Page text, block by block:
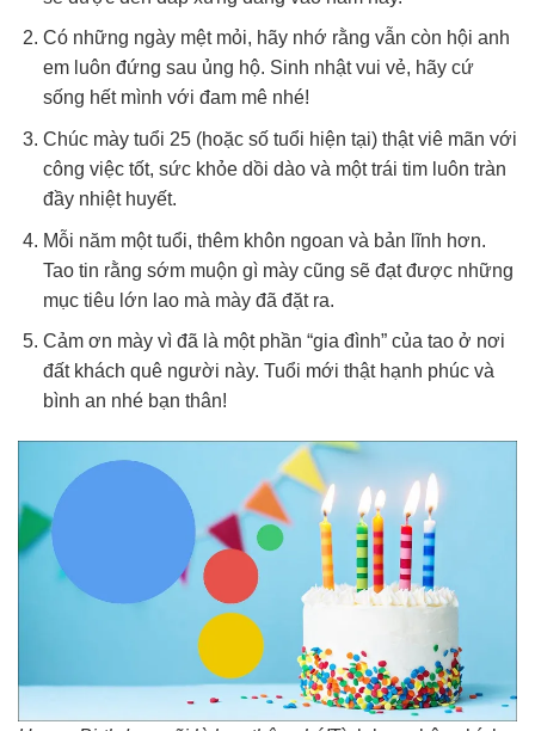
Có những ngày mệt mỏi, hãy nhớ rằng vẫn còn hội anh
em luôn đứng sau ủng hộ. Sinh nhật vui vẻ, hãy cứ
sống hết mình với đam mê nhé!
Chúc mày tuổi 25 (hoặc số tuổi hiện tại) thật viê mãn với
công việc tốt, sức khỏe dồi dào và một trái tim luôn tràn
đầy nhiệt huyết.
Mỗi năm một tuổi, thêm khôn ngoan và bản lĩnh hơn.
Tao tin rằng sớm muộn gì mày cũng sẽ đạt được những
mục tiêu lớn lao mà mày đã đặt ra.
Cảm ơn mày vì đã là một phần “gia đình” của tao ở nơi
đất khách quê người này. Tuổi mới thật hạnh phúc và
bình an nhé bạn thân!